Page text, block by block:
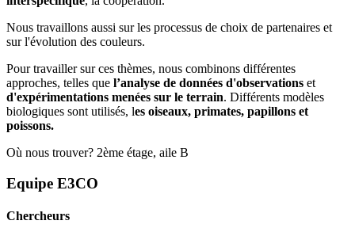
Nous travaillons aussi sur les processus de choix de partenaires et
sur l'évolution des couleurs.
Pour travailler sur ces thèmes, nous combinons différentes
approches, telles que l’analyse de données d'observations et
d'expérimentations menées sur le terrain. Différents modèles
biologiques sont utilisés, les oiseaux, primates, papillons et
poissons.
Où nous trouver? 2ème étage, aile B
Equipe E3CO
Chercheurs